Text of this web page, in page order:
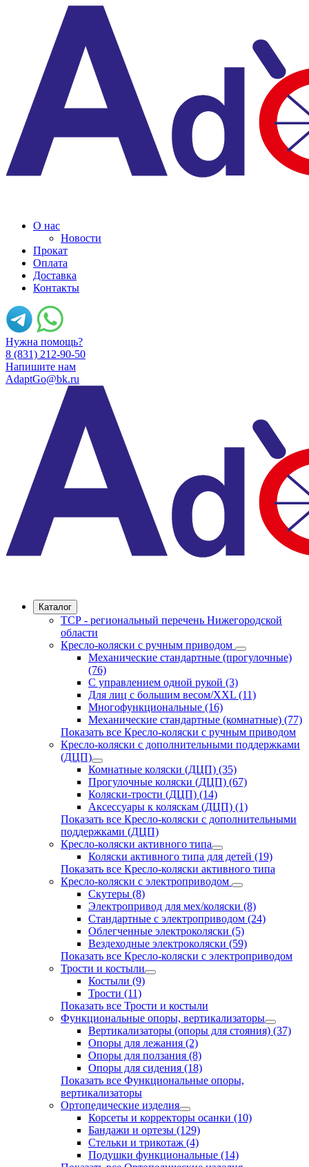
О нас
Новости
Прокат
Оплата
Доставка
Контакты
Нужна помощь?
8 (831) 212-90-50
Напишите нам
AdaptGo@bk.ru
Каталог
ТСР - региональный перечень Нижегородской
области
Кресло-коляски с ручным приводом
Механические стандартные (прогулочные)
(76)
С управлением одной рукой (3)
Для лиц с большим весом/XXL (11)
Многофункциональные (16)
Механические стандартные (комнатные) (77)
Показать все Кресло-коляски с ручным приводом
Кресло-коляски с дополнительными поддержками
(ДЦП)
Комнатные коляски (ДЦП) (35)
Прогулочные коляски (ДЦП) (67)
Коляски-трости (ДЦП) (14)
Аксессуары к коляскам (ДЦП) (1)
Показать все Кресло-коляски с дополнительными
поддержками (ДЦП)
Кресло-коляски активного типа
Коляски активного типа для детей (19)
Показать все Кресло-коляски активного типа
Кресло-коляски с электроприводом
Скутеры (8)
Электропривод для мех/коляски (8)
Стандартные с электроприводом (24)
Облегченные электроколяски (5)
Вездеходные электроколяски (59)
Показать все Кресло-коляски с электроприводом
Трости и костыли
Костыли (9)
Трости (11)
Показать все Трости и костыли
Функциональные опоры, вертикализаторы
Вертикализаторы (опоры для стояния) (37)
Опоры для лежания (2)
Опоры для ползания (8)
Опоры для сидения (18)
Показать все Функциональные опоры,
вертикализаторы
Ортопедические изделия
Корсеты и корректоры осанки (10)
Бандажи и ортезы (129)
Стельки и трикотаж (4)
Подушки функциональные (14)